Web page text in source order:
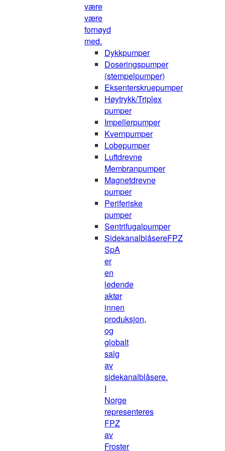
være
være
fornøyd
med.
Dykkpumper
Doseringspumper
(stempelpumper)
Eksenterskruepumper
Høytrykk/Triplex
pumper
Impellerpumper
Kvernpumper
Lobepumper
Luftdrevne
Membranpumper
Magnetdrevne
pumper
Periferiske
pumper
Sentrifugalpumper
SidekanalblåsereFPZ
SpA
er
en
ledende
aktør
innen
produksjon,
og
globalt
salg
av
sidekanalblåsere.
I
Norge
representeres
FPZ
av
Froster